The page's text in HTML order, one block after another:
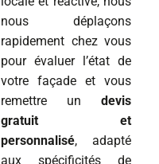
nous déplaçons
rapidement chez vous
pour évaluer l’état de
votre façade et vous
remettre un devis
gratuit et
personnalisé, adapté
aux spécificités de